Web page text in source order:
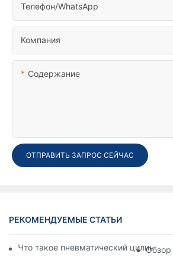
Телефон/WhatsApp
Компания
Содержание
ОТПРАВИТЬ ЗАПРОС СЕЙЧАС
РЕКОМЕНДУЕМЫЕ СТАТЬИ
Что такое пневматический Обзор